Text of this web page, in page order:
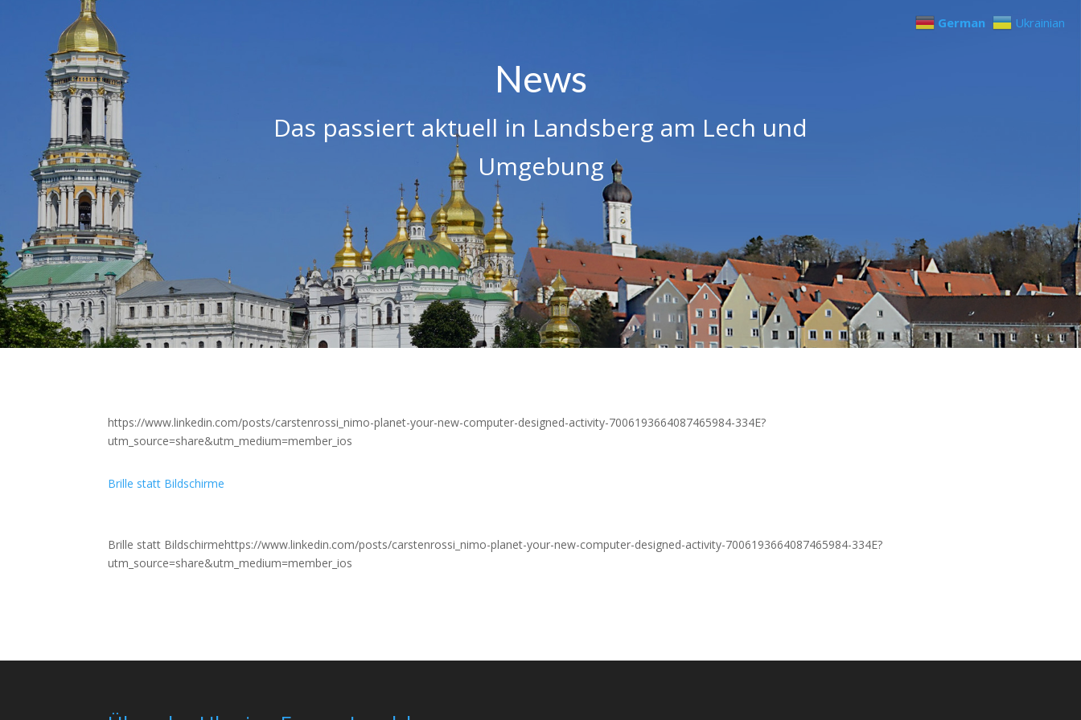
News
Das passiert aktuell in Landsberg am Lech und
Umgebung
https://www.linkedin.com/posts/carstenrossi_nimo-planet-your-new-computer-designed-activity-7006193664087465984-334E?
utm_source=share&utm_medium=member_ios
Brille statt Bildschirme
Brille statt Bildschirmehttps://www.linkedin.com/posts/carstenrossi_nimo-planet-your-new-computer-designed-activity-7006193664087465984-334E?
utm_source=share&utm_medium=member_ios
German Ukrainian